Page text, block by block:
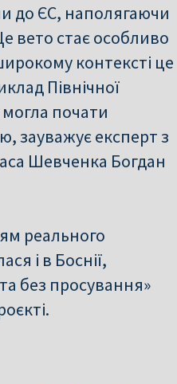
до ЄС, наполягаючи
вето стає особливо
контексті це
Північної
почати
зауважує експерт з
Шевченка Богдан
реального
і в Боснії,
без просування»